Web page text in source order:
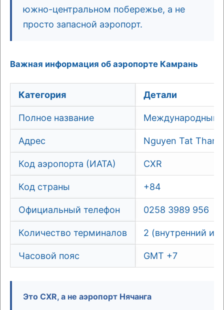
южно-центральном побережье, а не
просто запасной аэропорт.
Важная информация об аэропорте Камрань
Категория Детали
Полное название Международный
Адрес Nguyen Tat
Код аэропорта (ИАТА) CXR
Код страны +84
Официальный телефон 0258 3989 956
Количество терминалов 2 (внутренний и
Часовой пояс GMT +7
Это CXR, а не аэропорт Нячанга